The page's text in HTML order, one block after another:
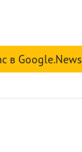
в Google.News